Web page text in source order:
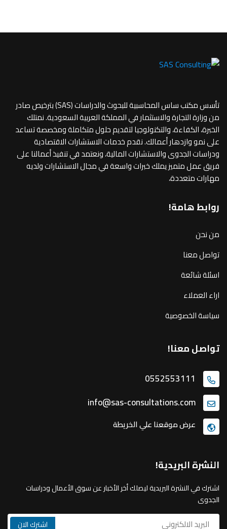
تأسس مكتب ساس المحاسبية للبحوث والدراسات (SAS) بترخيص صادر
من وزارة التجارة والاستثمار في المملكة العربية السعودية. نمتلك
الخبرة، الكفاءة، والتكنولوجيا لتقديم حلول متكاملة ومخصصة تساعد
على نمو وازدهار أعمالك. نقدم خدمات الاستشارات الاقتصادية
ودراسات الجدوى والاستشارات المالية، ونعتمد في تنفيذ أعمالنا على
فريق عمل متميز يملك خبرات واسعة في مجال الاستشارات ولديه
مهارات متعددة،
روابط هامة!
من نحن
تواصل معنا
اسئلة شائعة
اراء العملاء
سياسة الخصوصية
تواصل معنا!
0552553111
info@sas-consultations.com
عرض موقعنا علي الخريطة
النشرة البريدية!
اشترك في النشرة البريدية ليصلك أخر الأخبار عن سوق الأعمال ودراسات
الجدوى